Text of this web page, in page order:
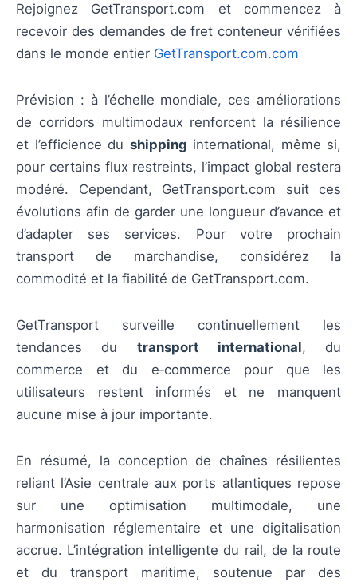
Rejoignez GetTransport.com et commencez à
recevoir des demandes de fret conteneur vérifiées
dans le monde entier GetTransport.com.com
Prévision : à l’échelle mondiale, ces améliorations
de corridors multimodaux renforcent la résilience
et l’efficience du shipping international, même si,
pour certains flux restreints, l’impact global restera
modéré. Cependant, GetTransport.com suit ces
évolutions afin de garder une longueur d’avance et
d’adapter ses services. Pour votre prochain
transport de marchandise, considérez la
commodité et la fiabilité de GetTransport.com.
GetTransport surveille continuellement les
tendances du transport international, du
commerce et du e‑commerce pour que les
utilisateurs restent informés et ne manquent
aucune mise à jour importante.
En résumé, la conception de chaînes résilientes
reliant l’Asie centrale aux ports atlantiques repose
sur une optimisation multimodale, une
harmonisation réglementaire et une digitalisation
accrue. L’intégration intelligente du rail, de la route
et du transport maritime, soutenue par des